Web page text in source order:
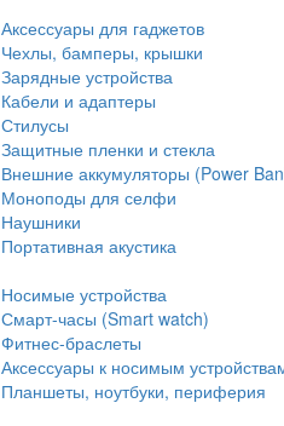
Аксессуары для гаджетов
Чехлы, бамперы, крышки
Зарядные устройства
Кабели и адаптеры
Стилусы
Защитные пленки и стекла
Внешние аккумуляторы (Power
Моноподы для селфи
Наушники
Портативная акустика
Носимые устройства
Смарт-часы (Smart watch)
Фитнес-браслеты
Аксессуары к носимым
Планшеты, ноутбуки, периферия